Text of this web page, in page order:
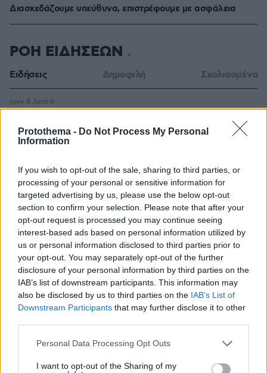
Protothema - Do Not Process My Personal
Information
If you wish to opt-out of the sale, sharing to third parties, or
processing of your personal or sensitive information for
targeted advertising by us, please use the below opt-out
section to confirm your selection. Please note that after your
opt-out request is processed you may continue seeing
interest-based ads based on personal information utilized by
us or personal information disclosed to third parties prior to
your opt-out. You may separately opt-out of the further
disclosure of your personal information by third parties on the
IAB’s list of downstream participants. This information may
also be disclosed by us to third parties on the IAB’s List of
Downstream Participants that may further disclose it to other
Please note that this website/app uses one or more Google
not limited to your visit or usage behaviour. You may click to
Personal Data Processing Opt Outs
I want to opt-out of the Sharing of my
Διασκεδάζουμε υπεύθυνα, επιστρέφουμε με ασφάλεια
ΡΟΗ ΕΙΔΗΣΕΩΝ
Ειδήσεις Δημοφιλή Σχολιασμένα
Τραγωδία στην Πάρο: Πνίγηκε 4χρονος σε πισίνα beach
bar, βούτηξε ο μπάρμαν για να τον σώσει
πριν 8 λεπτά
που έχει δωθεί ποτέ στην Ελλάδα;
πριν 10 λεπτά
Η Χαμάς δηλώνει εκ νέου έτοιμη να εφαρμόσει το
σχέδιο των ΗΠΑ για τη Γάζα
πριν 12 λεπτά
Τι δείχνουν τα αστεία ονόματα που βγάζουμε στα
κατοικίδιά μας
πριν 14 λεπτά
Αυτό το ανδρικό σώμα κερδίζει τις εντυπώσεις,
σύμφωνα με έρευνα – Και δεν έχει κοιλιακούς!
πριν 25 λεπτά
Κλείνει τα μεσάνυχτα ο λόφος Φινόπουλου στην Αθήνα
λόγω αυξημένου κινδύνου εκδήλωσης πυρκαγιάς